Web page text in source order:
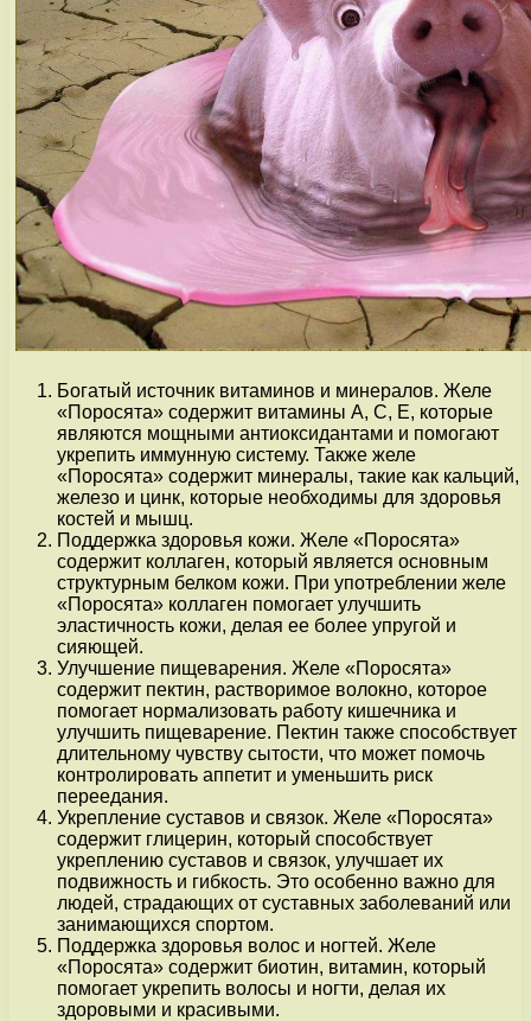
Богатый источник витаминов и минералов. Желе
«Поросята» содержит витамины A, C, E, которые
являются мощными антиоксидантами и помогают
укрепить иммунную систему. Также желе
«Поросята» содержит минералы, такие как кальций,
железо и цинк, которые необходимы для здоровья
костей и мышц.
Поддержка здоровья кожи. Желе «Поросята»
содержит коллаген, который является основным
структурным белком кожи. При употреблении желе
«Поросята» коллаген помогает улучшить
эластичность кожи, делая ее более упругой и
сияющей.
Улучшение пищеварения. Желе «Поросята»
содержит пектин, растворимое волокно, которое
помогает нормализовать работу кишечника и
улучшить пищеварение. Пектин также способствует
длительному чувству сытости, что может помочь
контролировать аппетит и уменьшить риск
переедания.
Укрепление суставов и связок. Желе «Поросята»
содержит глицерин, который способствует
укреплению суставов и связок, улучшает их
подвижность и гибкость. Это особенно важно для
людей, страдающих от суставных заболеваний или
занимающихся спортом.
Поддержка здоровья волос и ногтей. Желе
«Поросята» содержит биотин, витамин, который
помогает укрепить волосы и ногти, делая их
здоровыми и красивыми.